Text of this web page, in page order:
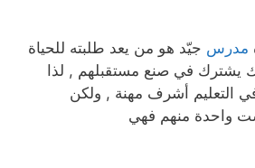
مدرس جيّد هو من يعد طلبته للحياة
يشترك في صنع مستقبلهم , لذا
التعليم أشرف مهنة , ولكن
واحدة منهم فهي